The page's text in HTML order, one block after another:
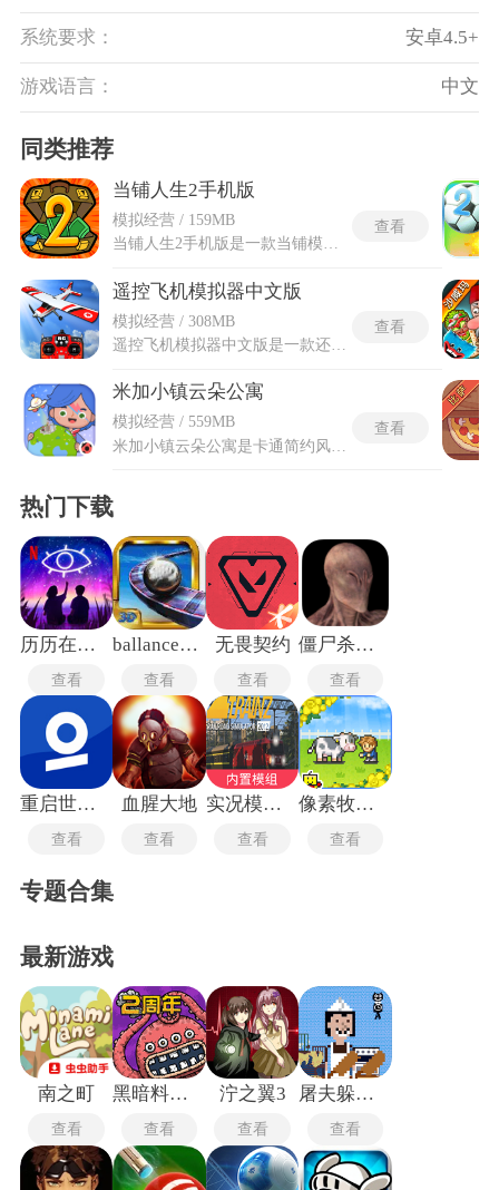
系统要求： 安卓4.5+
游戏语言： 中文
同类推荐
当铺人生2手机版
模拟经营 / 159MB
当铺人生2手机版是一款当铺模拟经营玩法游戏，以物品交易为核心题材，将典当、收购与售卖的生意流程融入充满人情世故的互动舞台。玩家将化身当铺掌柜，接待形形色色的顾客，检视五花八门的抵押品与商品，凭借眼光与谈吐在交易中争取最大利益。游戏最大特色在于讨价还价环节，玩家需察言观色、揣摩对方底牌，灵活运用策略与话术推进议价，使每笔交易都像一场心理与智慧的较量，带来不同于常规经营的鲜活体验。多变的顾客性格、稀缺的珍品货源与市场的起伏行情，让经营节奏常含意外与惊喜。它用浓郁的商道氛围与互动趣味，把商业决策与人际博弈糅合为一段既考眼力又练胆识的沉浸式经营旅程。
查看
遥控飞机模拟器中文版
模拟经营 / 308MB
查看
米加小镇云朵公寓
模拟经营 / 559MB
查看
热门下载
历历在目手机版
查看
ballance平衡球手机版
查看
无畏契约
查看
僵尸杀戮5无敌版
查看
重启世界最新版
查看
血腥大地
查看
实况模拟列车手机版
查看
像素牧场物语中文版
查看
专题合集
最新游戏
南之町
查看
黑暗料理王
查看
泞之翼3
查看
屠夫躲猫猫免广告版
查看